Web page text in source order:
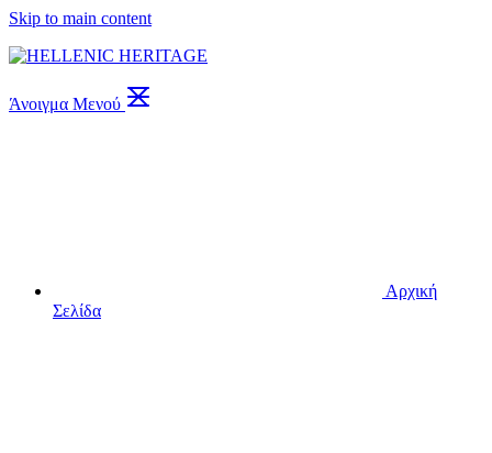
Skip to main content
Άνοιγμα Μενού
Αρχική
Σελίδα